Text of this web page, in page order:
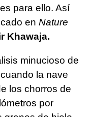
para ello. Así
en Nature
Khawaja.
minucioso de
la nave
los chorros de
por